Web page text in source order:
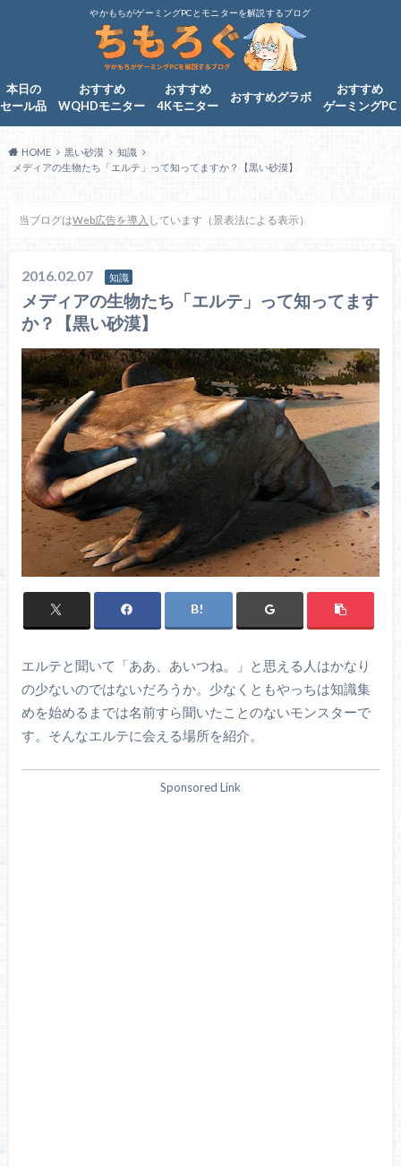
やかもちがゲーミングPCとモニターを解説するブログ
本日の
セール品
おすすめ
WQHDモニター
おすすめ
4Kモニター
おすすめグラボ
おすすめ
ゲーミングPC
HOME 黒い砂漠
知識
メディアの生物たち「エルテ」って知ってますか？【黒い砂漠】
当ブログはWeb広告を導入 しています（景表法による表示）
2016.02.07 知識
メディアの生物たち「エルテ」って知ってます
か？【黒い砂漠】
エルテと聞いて「ああ、あいつね。」と思える人はかなり
の少ないのではないだろうか。少なくともやっちは知識集
めを始めるまでは名前すら聞いたことのないモンスターで
す。そんなエルテに会える場所を紹介。
Sponsored Link